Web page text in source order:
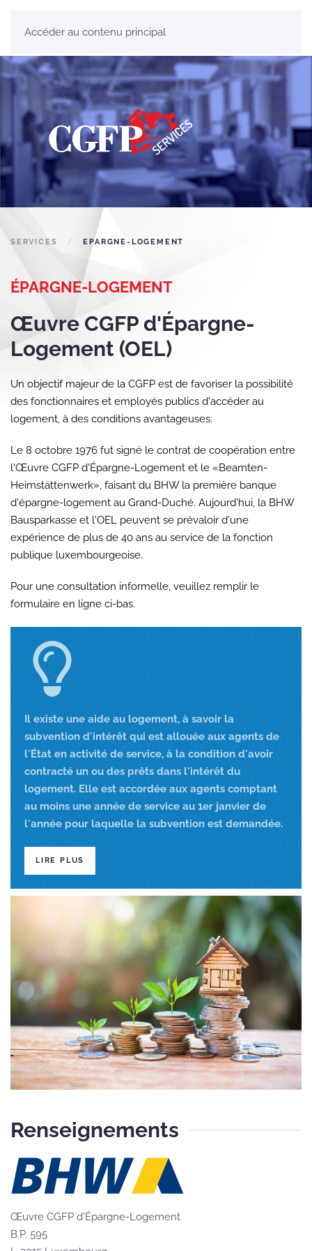
Accéder au contenu principal
SERVICES EPARGNE-LOGEMENT
ÉPARGNE-LOGEMENT
Œuvre CGFP d'Épargne-
Logement (OEL)
Un objectif majeur de la CGFP est de favoriser la possibilité
des fonctionnaires et employés publics d'accéder au
logement, à des conditions avantageuses.
Le 8 octobre 1976 fut signé le contrat de coopération entre
l'Œuvre CGFP d'Épargne-Logement et le «Beamten-
Heimstättenwerk», faisant du BHW la première banque
d'épargne-logement au Grand-Duché. Aujourd'hui, la BHW
Bausparkasse et l'OEL peuvent se prévaloir d'une
expérience de plus de 40 ans au service de la fonction
publique luxembourgeoise.
Pour une consultation informelle, veuillez remplir le
formulaire en ligne ci-bas.
Il existe une aide au logement, à savoir la
subvention d'intérêt qui est allouée aux agents de
l'État en activité de service, à la condition d'avoir
contracté un ou des prêts dans l'intérêt du
logement. Elle est accordée aux agents comptant
au moins une année de service au 1er janvier de
l'année pour laquelle la subvention est demandée.
LIRE PLUS
Renseignements
Œuvre CGFP d'Épargne-Logement
B.P. 595